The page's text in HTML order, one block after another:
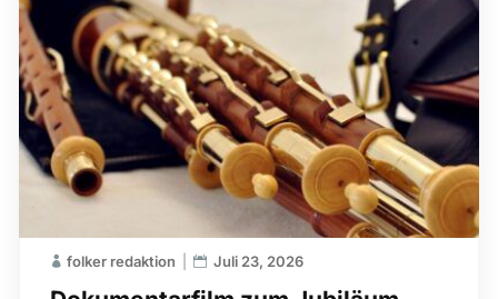
folker redaktion Juli 23, 2026